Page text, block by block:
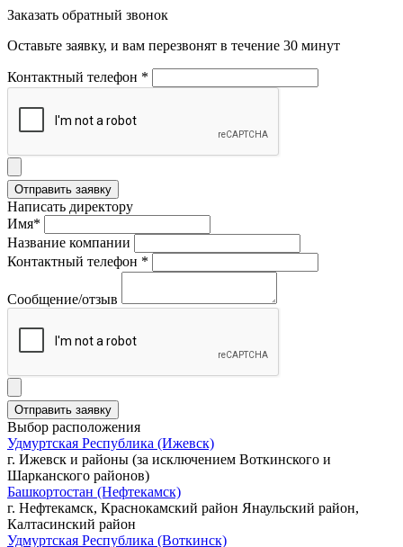
Заказать обратный звонок
Оставьте заявку, и вам перезвонят в течение 30 минут
Контактный телефон *
Написать директору
Имя*
Название компании
Контактный телефон *
Сообщение/отзыв
Выбор расположения
Удмуртская Республика (Ижевск)
г. Ижевск и районы (за исключением Воткинского и
Шарканского районов)
Башкортостан (Нефтекамск)
г. Нефтекамск, Краснокамский район Янаульский район,
Калтасинский район
Удмуртская Республика (Воткинск)